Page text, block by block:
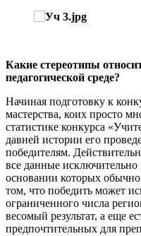
Какие стереотипы
педагогической среде?
Начиная подготовку к
мастерства, коих просто
статистике конкурса
давней истории его
победителям.
все данные
основании которых
том, что победить может
ограниченного числа
весомый результат, а еще
предпочтительных для